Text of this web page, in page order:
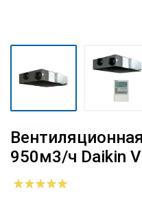
950м3/ч Daikin